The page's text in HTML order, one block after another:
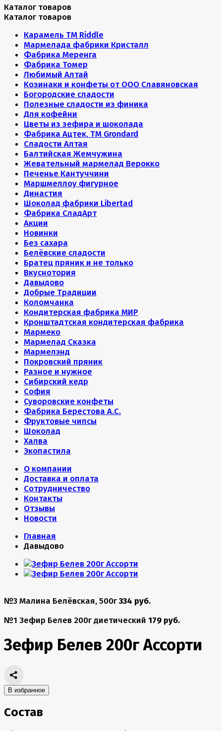
Каталог товаров
Каталог товаров
Карамель ТМ Riddle
Мармелада фабрики Кристалл
Фабрика Меренга
Фабрика Томер
Любимый Алтай
Козинаки и конфеты от ООО Славяновская
Богородские сладости
Полезные сладости из финика
Для кофейни
Цветы из зефира и шоколада
Фабрика Ацтек, ТМ Grondard
Сладости Алтая
Балтийская Жемчужина
Жевательный мармелад Верокко
Печенье Кантуччини
Маршмеллоу фигурное
Династия
Шоколад фабрики Libertad
Фабрика СладАрт
Акции
Новинки
Без сахара
Белёвские сладости
Братец пряник и не только
Вкуснотория
Давыдово
Добрые Традиции
Коломчанка
Кондитерская фабрика МИР
Кронштадтская кондитерская фабрика
Мармеко
Мармелад Сказка
Мармелэнд
Покровский пряник
Разное и нужное
Сибирский кедр
София
Суворовские конфеты
Фабрика Берестова А.С.
Фруктовые чипсы
Шоколад
Халва
Экопастила
О компании
Доставка и оплата
Сотрудничество
Контакты
Отзывы
Новости
Главная
Давыдово
№3 Малина Белёвская, 500г334 руб.
№1 Зефир Белев 200г диетический 179 руб.
Зефир Белев 200г Ассорти
В избранное
Состав